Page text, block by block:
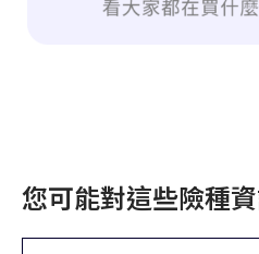
您可能對這些險種